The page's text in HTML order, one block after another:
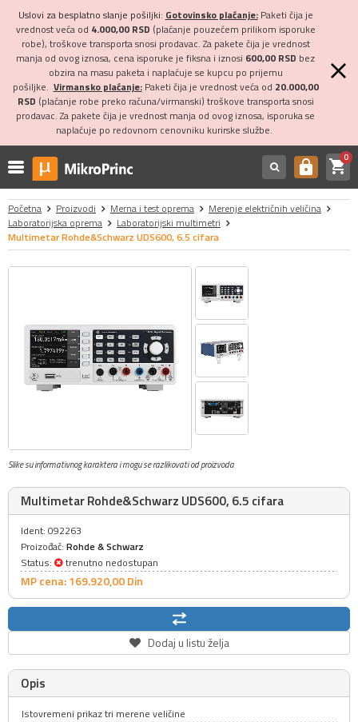
Uslovi za besplatno slanje pošiljki: Gotovinsko plaćanje:Paketi čija je
vrednost veća od 4.000,00 RSD (plaćanje pouzećem prilikom isporuke
robe), troškove transporta snosi prodavac. Za pakete čija je vrednost
manja od ovog iznosa, cena isporuke je fiksna i iznosi 600,00 RSD bez
obzira na masu paketa i naplaćuje se kupcu po prijemu
pošiljke. Virmansko plaćanje:Paketi čija je vrednost veća od 20.000,00
RSD (plaćanje robe preko računa/virmanski) troškove transporta snosi
prodavac. Za pakete čija je vrednost manja od ovog iznosa, isporuka se
naplaćuje po redovnom cenovniku kurirske službe.
https shopping_cart0
Početna Proizvodi Merna i test oprema
Merenje električnih veličina
Laboratorijska oprema
Laboratorijski multimetri
Multimetar Rohde&Schwarz UDS600, 6.5 cifara
Slike su informativnog karaktera i mogu se razlikovati od proizvoda
Multimetar Rohde&Schwarz UDS600, 6.5 cifara
Ident: 092263
Proizođač: Rohde & Schwarz
Status:
trenutno nedostupan
MP cena: 169.920,00Din
Dodaj u listu želja
Opis
Istovremeni prikaz tri merene veličine